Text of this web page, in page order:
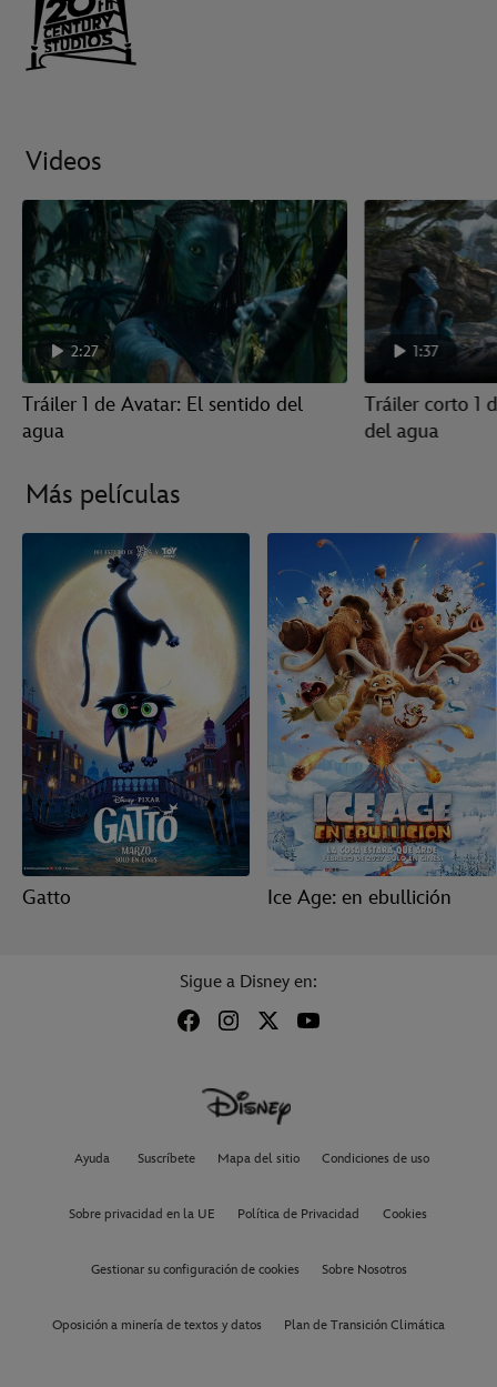
Videos
2:27
Tráiler 1 de Avatar: El sentido del
agua
1:37
Tráiler corto 1
del agua
Más películas
Gatto Ice Age: en ebullición
Sigue a Disney en:
Ayuda Suscríbete Mapa del sitio Condiciones de uso
Sobre privacidad en la UE Política de Privacidad Cookies
Gestionar su configuración de cookies Sobre Nosotros
Oposición a minería de textos y datos Plan de Transición Climática